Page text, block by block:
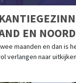
EN
maanden en dan is
verlangen naar